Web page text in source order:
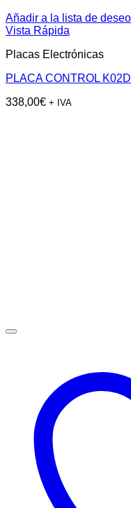
Añadir a la lista de
Vista Rápida
Placas Electrónicas
PLACA CONTROL
338,00€ + IVA